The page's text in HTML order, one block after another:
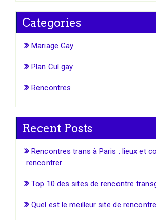
Categories
Mariage Gay
Plan Cul gay
Rencontres
Recent Posts
Rencontres trans à Paris : lieux et
rencontrer
Top 10 des sites de rencontre
Quel est le meilleur site de